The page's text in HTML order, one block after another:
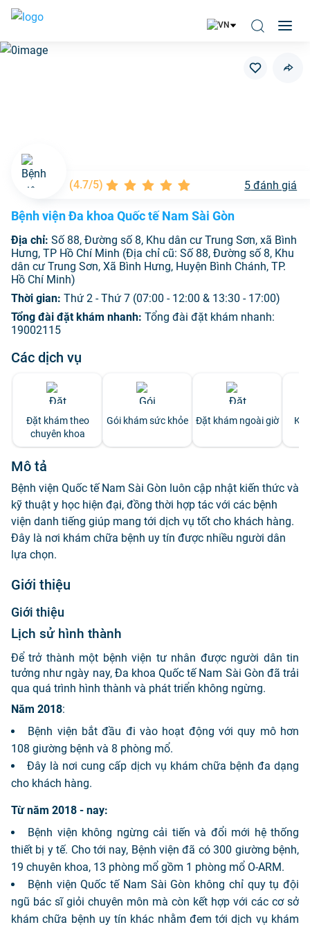
(4.7/5) 5 đánh giá
Bệnh viện Đa khoa Quốc tế Nam Sài Gòn
Địa chỉ: Số 88, Đường số 8, Khu dân cư Trung Sơn, xã Bình
Hưng, TP Hồ Chí Minh (Địa chỉ cũ: Số 88, Đường số 8, Khu
dân cư Trung Sơn, Xã Bình Hưng, Huyện Bình Chánh, TP.
Hồ Chí Minh)
Thời gian: Thứ 2 - Thứ 7 (07:00 - 12:00 & 13:30 - 17:00)
Tổng đài đặt khám nhanh: Tổng đài đặt khám nhanh:
19002115
Các dịch vụ
Đặt khám theo
chuyên khoa
Gói khám sức khỏe Đặt khám ngoài giờ
Mô tả
Bệnh viện Quốc tế Nam Sài Gòn luôn cập nhật kiến thức và
kỹ thuật y học hiện đại, đồng thời hợp tác với các bệnh
viện danh tiếng giúp mang tới dịch vụ tốt cho khách hàng.
Đây là nơi khám chữa bệnh uy tín được nhiều người dân
lựa chọn.
Giới thiệu
Giới thiệu
Lịch sử hình thành
Để trở thành một bệnh viện tư nhân được người dân tin
tưởng như ngày nay, Đa khoa Quốc tế Nam Sài Gòn đã trải
qua quá trình hình thành và phát triển không ngừng.
Năm 2018:
Bệnh viện bắt đầu đi vào hoạt động với quy mô hơn
108 giường bệnh và 8 phòng mổ.
Đây là nơi cung cấp dịch vụ khám chữa bệnh đa dạng
cho khách hàng.
Từ năm 2018 - nay:
Bệnh viện không ngừng cải tiến và đổi mới hệ thống
thiết bị y tế. Cho tới nay, Bệnh viện đã có 300 giường bệnh,
19 chuyên khoa, 13 phòng mổ gồm 1 phòng mổ O-ARM.
Bệnh viện Quốc tế Nam Sài Gòn không chỉ quy tụ đội
ngũ bác sĩ giỏi chuyên môn mà còn kết hợp với các cơ sở
khám chữa bệnh uy tín khác nhằm đem tới dịch vụ khám